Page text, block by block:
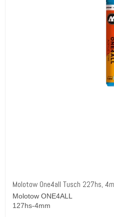
Molotow One4all Tusch 227hs,
Molotow ONE4ALL
127hs-4mm